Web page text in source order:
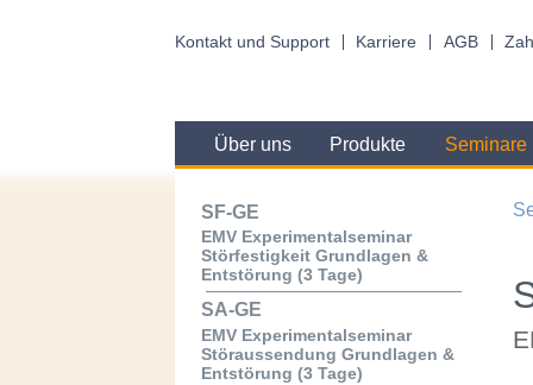
Kontakt und Support Karriere AGB
Über uns Produkte Seminare
SF-GE
EMV Experimentalseminar
Störfestigkeit Grundlagen &
Entstörung (3 Tage)
SA-GE
EMV Experimentalseminar
Störaussendung Grundlagen &
Entstörung (3 Tage)